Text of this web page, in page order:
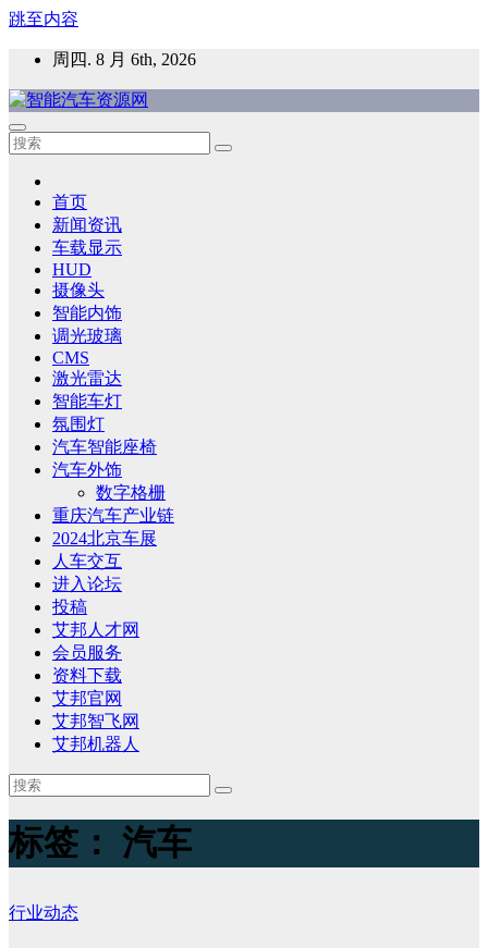
跳至内容
周四. 8 月 6th, 2026
智能汽车资源网
智能表面，智能内饰，新能源汽车，HMI，人车交互，智能车
首页
新闻资讯
车载显示
HUD
摄像头
智能内饰
调光玻璃
CMS
激光雷达
智能车灯
氛围灯
汽车智能座椅
汽车外饰
数字格栅
重庆汽车产业链
2024北京车展
人车交互
进入论坛
投稿
艾邦人才网
会员服务
资料下载
艾邦官网
艾邦智飞网
艾邦机器人
标签： 汽车
行业动态